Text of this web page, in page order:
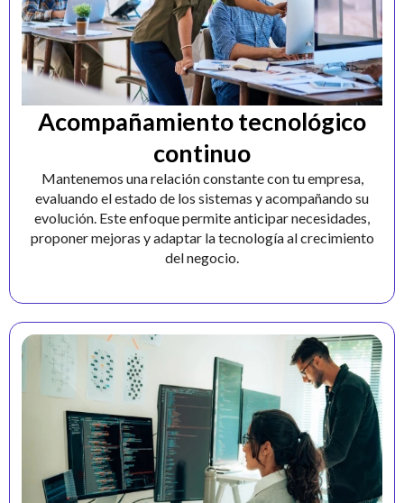
Acompañamiento tecnológico
continuo
Mantenemos una relación constante con tu empresa,
evaluando el estado de los sistemas y acompañando su
evolución. Este enfoque permite anticipar necesidades,
proponer mejoras y adaptar la tecnología al crecimiento
del negocio.